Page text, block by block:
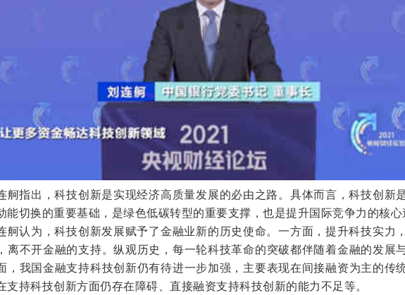
舸指出，科技创新是实现经济高质量发展的必由之路。具体而言，科技创新
能切换的重要基础，是绿色低碳转型的重要支撑，也是提升国际竞争力的核心
舸认为，科技创新发展赋予了金融业新的历史使命。一方面，提升科技实力
离不开金融的支持。纵观历史，每一轮科技革命的突破都伴随着金融的发展与
，我国金融支持科技创新仍有待进一步加强，主要表现在间接融资为主的传
支持科技创新方面仍存在障碍、直接融资支持科技创新的能力不足等。